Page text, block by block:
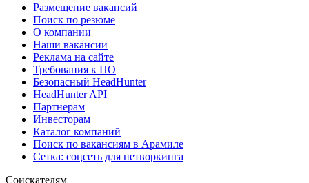
Размещение вакансий
Поиск по резюме
О компании
Наши вакансии
Реклама на сайте
Требования к ПО
Безопасный HeadHunter
HeadHunter API
Партнерам
Инвесторам
Каталог компаний
Поиск по вакансиям в Арамиле
Сетка: соцсеть для нетворкинга
Соискателям